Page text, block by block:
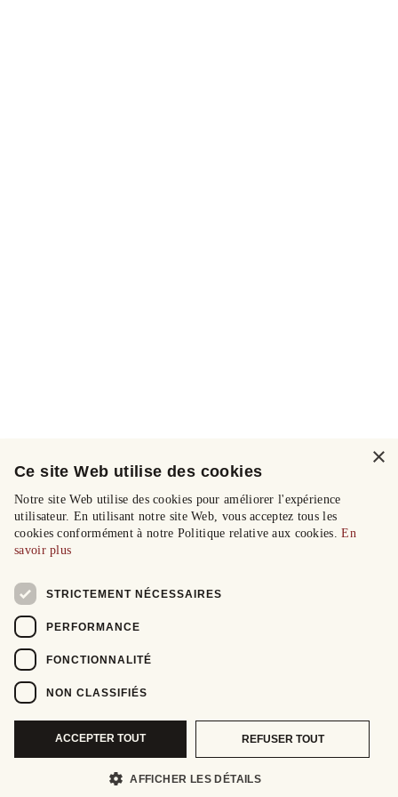
×
Ce site Web utilise des cookies
Notre site Web utilise des cookies pour améliorer l'expérience
utilisateur. En utilisant notre site Web, vous acceptez tous les
cookies conformément à notre Politique relative aux cookies.En
savoir plus
STRICTEMENT NÉCESSAIRES
PERFORMANCE
FONCTIONNALITÉ
NON CLASSIFIÉS
ACCEPTER TOUT REFUSER TOUT
AFFICHER LES DÉTAILS